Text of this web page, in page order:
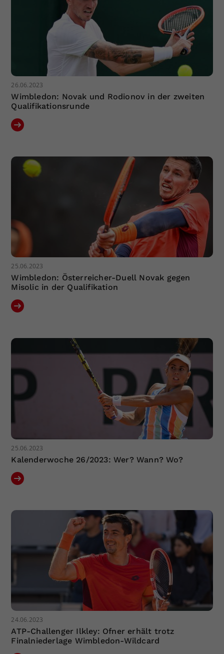
26.06.2023
Wimbledon: Novak und Rodionov in der zweiten
Qualifikationsrunde
25.06.2023
Wimbledon: Österreicher-Duell Novak gegen
Misolic in der Qualifikation
25.06.2023
Kalenderwoche 26/2023: Wer? Wann? Wo?
24.06.2023
ATP-Challenger Ilkley: Ofner erhält trotz
Finalniederlage Wimbledon-Wildcard